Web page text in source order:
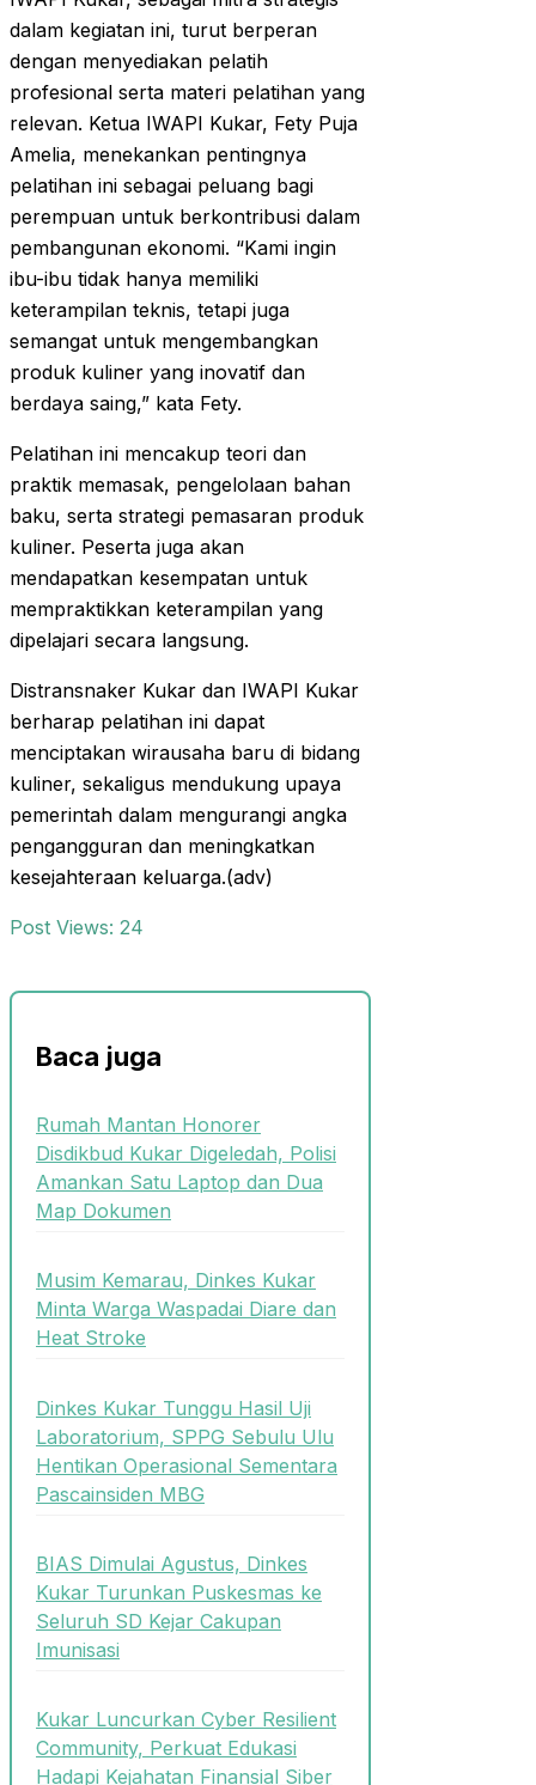
dalam kegiatan ini, turut berperan
dengan menyediakan pelatih
profesional serta materi pelatihan yang
relevan. Ketua IWAPI Kukar, Fety Puja
Amelia, menekankan pentingnya
pelatihan ini sebagai peluang bagi
perempuan untuk berkontribusi dalam
pembangunan ekonomi. “Kami ingin
ibu-ibu tidak hanya memiliki
keterampilan teknis, tetapi juga
semangat untuk mengembangkan
produk kuliner yang inovatif dan
berdaya saing,” kata Fety.
Pelatihan ini mencakup teori dan
praktik memasak, pengelolaan bahan
baku, serta strategi pemasaran produk
kuliner. Peserta juga akan
mendapatkan kesempatan untuk
mempraktikkan keterampilan yang
dipelajari secara langsung.
Distransnaker Kukar dan IWAPI Kukar
berharap pelatihan ini dapat
menciptakan wirausaha baru di bidang
kuliner, sekaligus mendukung upaya
pemerintah dalam mengurangi angka
pengangguran dan meningkatkan
kesejahteraan keluarga.(adv)
Post Views: 24
Baca juga
Rumah Mantan Honorer
Disdikbud Kukar Digeledah, Polisi
Amankan Satu Laptop dan Dua
Map Dokumen
Musim Kemarau, Dinkes Kukar
Minta Warga Waspadai Diare dan
Heat Stroke
Dinkes Kukar Tunggu Hasil Uji
Laboratorium, SPPG Sebulu Ulu
Hentikan Operasional Sementara
Pascainsiden MBG
BIAS Dimulai Agustus, Dinkes
Kukar Turunkan Puskesmas ke
Seluruh SD Kejar Cakupan
Imunisasi
Kukar Luncurkan Cyber Resilient
Community, Perkuat Edukasi
Hadapi Kejahatan Finansial Siber